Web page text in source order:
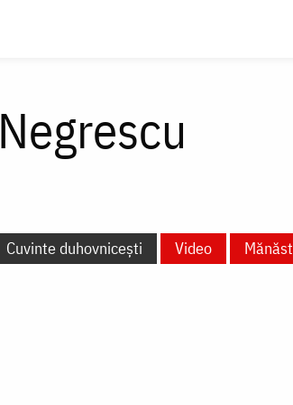
Cuvinte duhovnicești Video